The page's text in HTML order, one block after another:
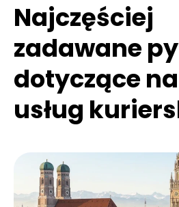
Najczęściej
zadawane
dotyczące
usług